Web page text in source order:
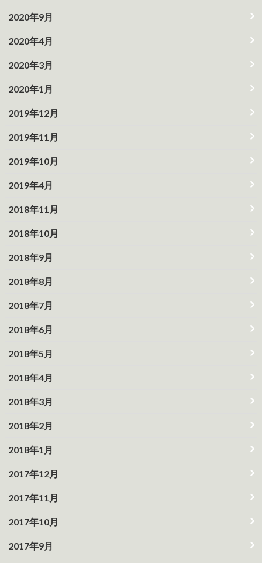
2020年9月
2020年4月
2020年3月
2020年1月
2019年12月
2019年11月
2019年10月
2019年4月
2018年11月
2018年10月
2018年9月
2018年8月
2018年7月
2018年6月
2018年5月
2018年4月
2018年3月
2018年2月
2018年1月
2017年12月
2017年11月
2017年10月
2017年9月